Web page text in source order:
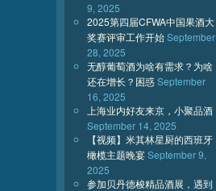
9, 2025
2025第四届CFWA中国果酒大
奖赛评审工作开始September
28, 2025
无醇葡萄酒为啥有需求？为啥
还在增长？困惑September
16, 2025
上海业内好友来京，小聚品酒
September 14, 2025
【视频】米其林星厨的西班牙
橄榄主题晚宴September 9,
2025
参加贝丹德梭精品酒展，遇到